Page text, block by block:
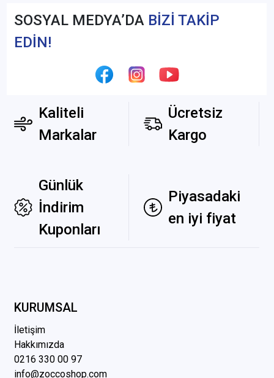
SOSYAL MEDYA’DA BİZİ TAKİP
EDİN!
Kaliteli
Markalar
Ücretsiz
Kargo
Günlük
İndirim
Kuponları
Piyasadaki
en iyi fiyat
KURUMSAL
İletişim
Hakkımızda
0216 330 00 97
info@zoccoshop.com